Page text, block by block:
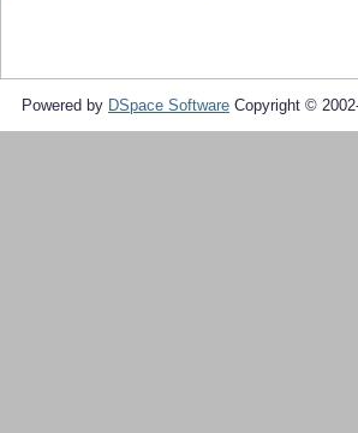
Powered by DSpace Software Copyright ©